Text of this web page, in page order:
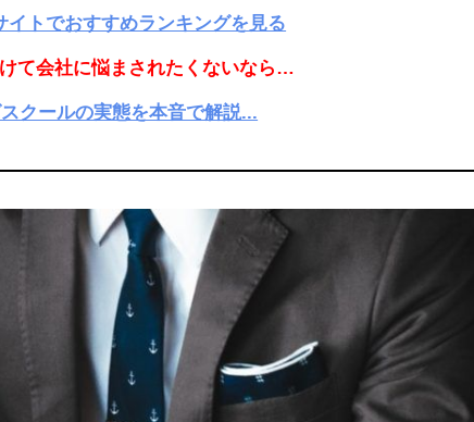
トでおすすめランキングを見る
て会社に悩まされたくないなら…
クールの実態を本音で解説...